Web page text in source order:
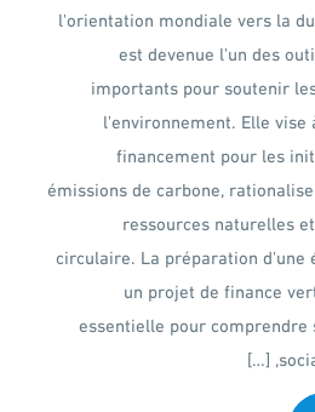
l'orientation mondiale vers la
est devenue l'un des
importants pour soutenir
l'environnement. Elle
financement pour les
émissions de carbone,
ressources naturelles
circulaire. La préparation d'une
un projet de finance
essentielle pour